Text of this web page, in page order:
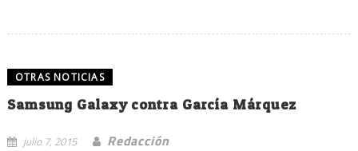
OTRAS NOTICIAS
Samsung Galaxy contra García Márquez
julio 7, 2015
Redacción